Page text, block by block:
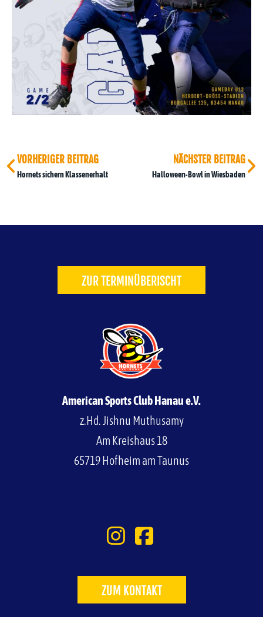
VORHERIGER BEITRAG
Hornets sichern Klassenerhalt
NÄCHSTER BEITRAG
Halloween-Bowl in Wiesbaden
ZUR TERMINÜBERISCHT
American Sports Club Hanau e.V.
z.Hd. Jishnu Muthusamy
Am Kreishaus 18
65719 Hofheim am Taunus
ZUM KONTAKT